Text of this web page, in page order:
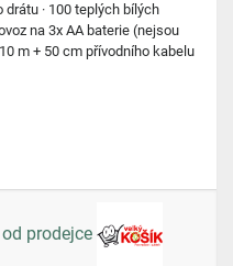
· 100 teplých bílých
na 3x AA baterie (nejsou
m + 50 cm přívodního kabelu
prodejce